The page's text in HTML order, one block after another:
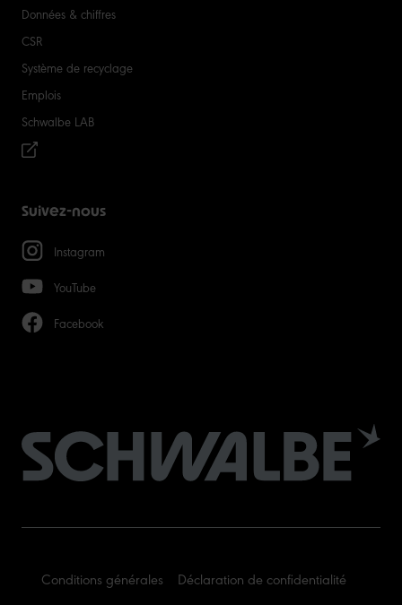
Données & chiffres
CSR
Système de recyclage
Emplois
Schwalbe LAB
Suivez-nous
Instagram
YouTube
Facebook
Conditions générales
Déclaration de confidentialité